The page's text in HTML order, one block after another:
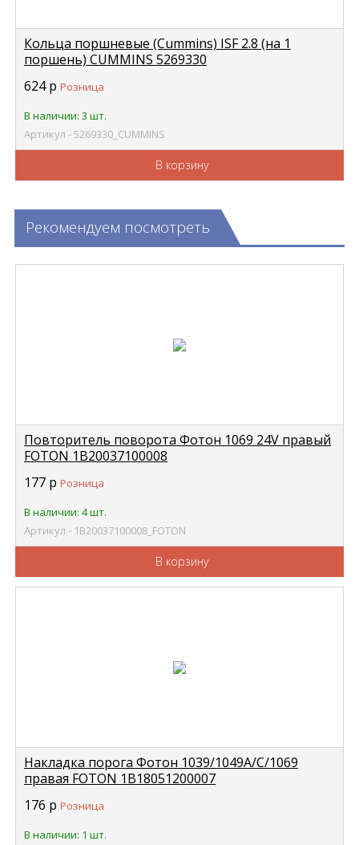
Кольца поршневые (Cummins) ISF 2.8 (на 1
поршень) CUMMINS 5269330
624р Розница
В наличии: 3 шт.
Артикул - 5269330_CUMMINS
В корзину
Рекомендуем посмотреть
Повторитель поворота Фотон 1069 24V правый
FOTON 1В20037100008
177 р Розница
В наличии: 4 шт.
Артикул - 1В20037100008_FOTON
В корзину
Накладка порога Фотон 1039/1049А/С/1069
правая FOTON 1В18051200007
176 р Розница
В наличии: 1 шт.